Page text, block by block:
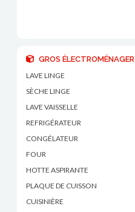
GROS ÉLECTROMÉNAGER
LAVE LINGE
SÈCHE LINGE
LAVE VAISSELLE
REFRIGÉRATEUR
CONGÉLATEUR
FOUR
HOTTE ASPIRANTE
PLAQUE DE CUISSON
CUISINIÈRE